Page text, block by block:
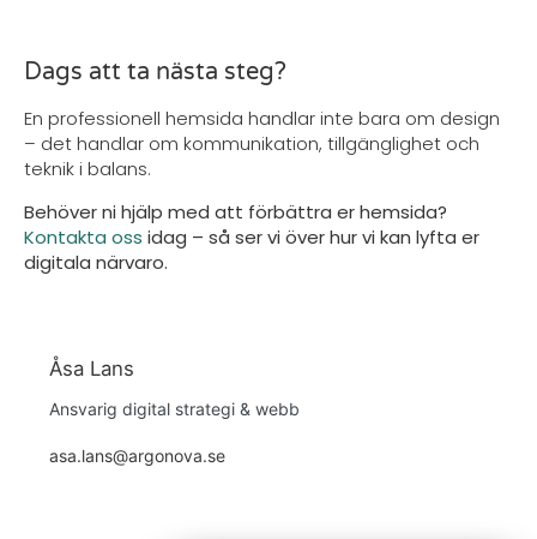
Dags att ta nästa steg?
En professionell hemsida handlar inte bara om design
– det handlar om kommunikation, tillgänglighet och
teknik i balans.
Behöver ni hjälp med att förbättra er hemsida?
Kontakta oss idag – så ser vi över hur vi kan lyfta er
digitala närvaro.
Åsa Lans
Ansvarig digital strategi & webb
asa.lans@argonova.se